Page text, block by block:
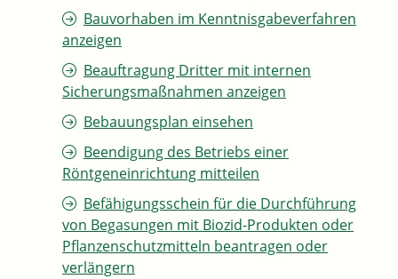
Bauvorhaben im Kenntnisgabeverfahren
anzeigen
Beauftragung Dritter mit internen
Sicherungsmaßnahmen anzeigen
Bebauungsplan einsehen
Beendigung des Betriebs einer
Röntgeneinrichtung mitteilen
Befähigungsschein für die Durchführung
von Begasungen mit Biozid-Produkten oder
Pflanzenschutzmitteln beantragen oder
verlängern